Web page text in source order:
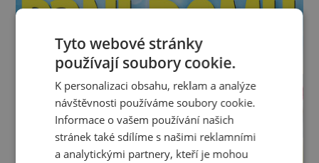
Tyto webové stránky
používají soubory cookie.
K personalizaci obsahu, reklam a analýze
návštěvnosti používáme soubory cookie.
Informace o vašem používání našich
stránek také sdílíme s našimi reklamními
a analytickými partnery, kteří je mohou